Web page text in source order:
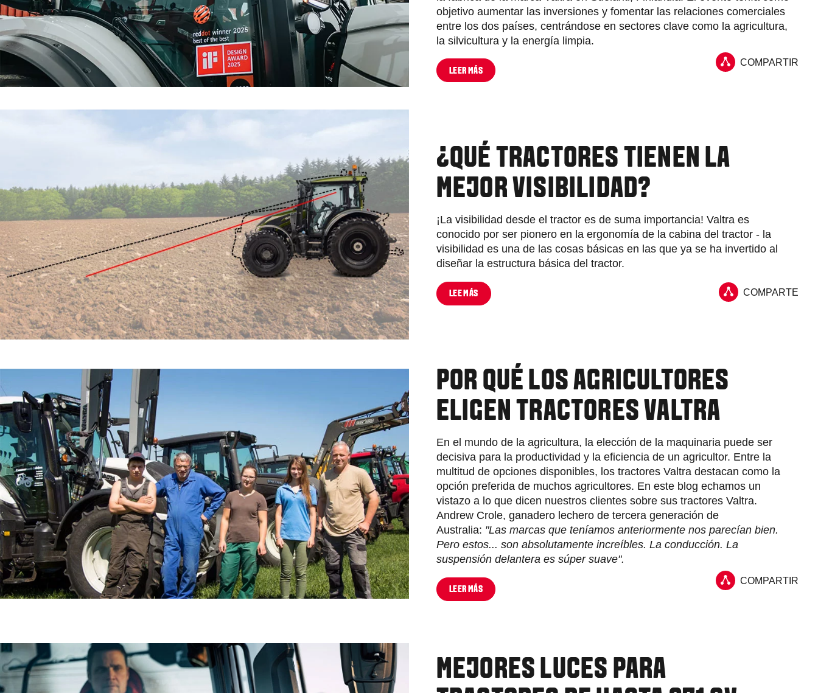
objetivo aumentar las inversiones y fomentar las relaciones comerciales
entre los dos países, centrándose en sectores clave como la agricultura,
la silvicultura y la energía limpia.
LEER MÁS
COMPARTIR
¿QUÉ TRACTORES TIENEN LA
MEJOR VISIBILIDAD?
¡La visibilidad desde el tractor es de suma importancia! Valtra es
conocido por ser pionero en la ergonomía de la cabina del tractor - la
visibilidad es una de las cosas básicas en las que ya se ha invertido al
diseñar la estructura básica del tractor.
LEE MÁS COMPARTE
POR QUÉ LOS AGRICULTORES
ELIGEN TRACTORES VALTRA
En el mundo de la agricultura, la elección de la maquinaria puede ser
decisiva para la productividad y la eficiencia de un agricultor. Entre la
multitud de opciones disponibles, los tractores Valtra destacan como la
opción preferida de muchos agricultores. En este blog echamos un
vistazo a lo que dicen nuestros clientes sobre sus tractores Valtra.
Andrew Crole, ganadero lechero de tercera generación de
Australia: "Las marcas que teníamos anteriormente nos parecían bien.
Pero estos... son absolutamente increíbles. La conducción. La
suspensión delantera es súper suave".
LEER MÁS
COMPARTIR
MEJORES LUCES PARA